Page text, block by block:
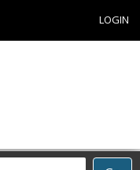
LOGIN